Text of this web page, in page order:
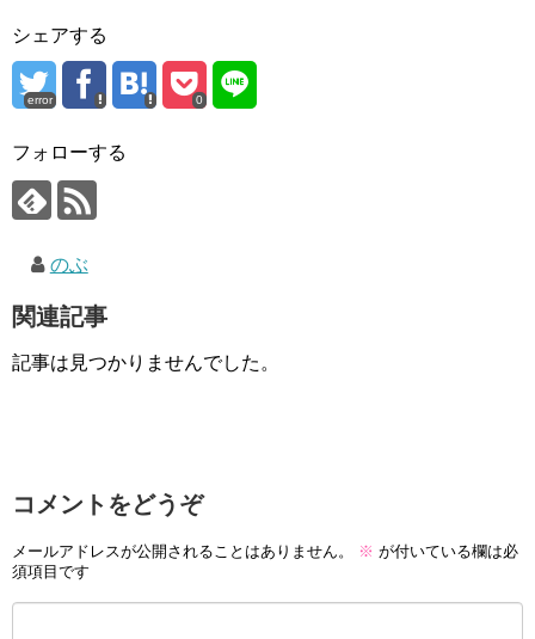
シェアする
error 0
フォローする
のぶ
関連記事
記事は見つかりませんでした。
コメントをどうぞ
メールアドレスが公開されることはありません。 ※ が付いている欄は必
須項目です